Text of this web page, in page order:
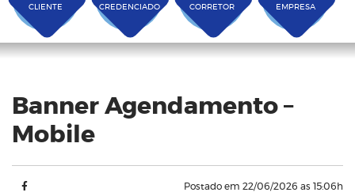
CLIENTE
CREDENCIADO
CORRETOR
EMPRESA
Blog
Banner Agendamento –
Mobile
Postado em 22/06/2026 as 15:06h